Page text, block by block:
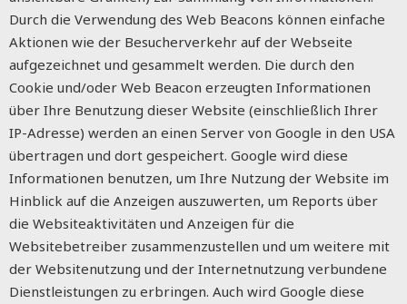
Durch die Verwendung des Web Beacons können einfache
Aktionen wie der Besucherverkehr auf der Webseite
aufgezeichnet und gesammelt werden. Die durch den
Cookie und/oder Web Beacon erzeugten Informationen
über Ihre Benutzung dieser Website (einschließlich Ihrer
IP-Adresse) werden an einen Server von Google in den USA
übertragen und dort gespeichert. Google wird diese
Informationen benutzen, um Ihre Nutzung der Website im
Hinblick auf die Anzeigen auszuwerten, um Reports über
die Websiteaktivitäten und Anzeigen für die
Websitebetreiber zusammenzustellen und um weitere mit
der Websitenutzung und der Internetnutzung verbundene
Dienstleistungen zu erbringen. Auch wird Google diese